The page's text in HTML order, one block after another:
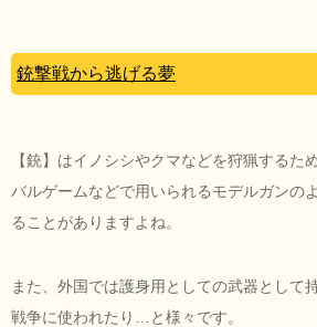
銃撃戦から逃げる夢
【銃】はイノシシやクマなどを狩猟するた
バルゲームなどで用いられるモデルガンの
ることがありますよね。
また、外国では護身用としての武器として
戦争に使われたり…と様々です。